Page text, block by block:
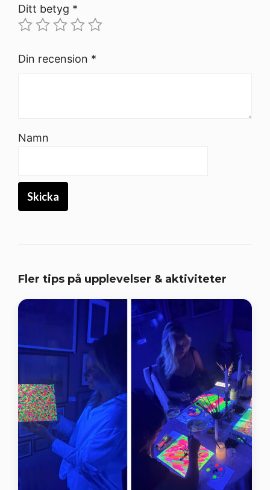
Ditt betyg *
Din recension *
Namn
Fler tips på upplevelser & aktiviteter